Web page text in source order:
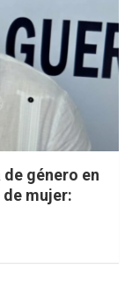
género en
mujer: